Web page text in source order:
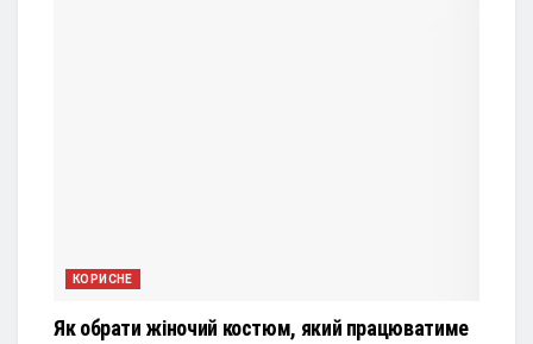
КОРИСНЕ
Як обрати жіночий костюм, який працюватиме